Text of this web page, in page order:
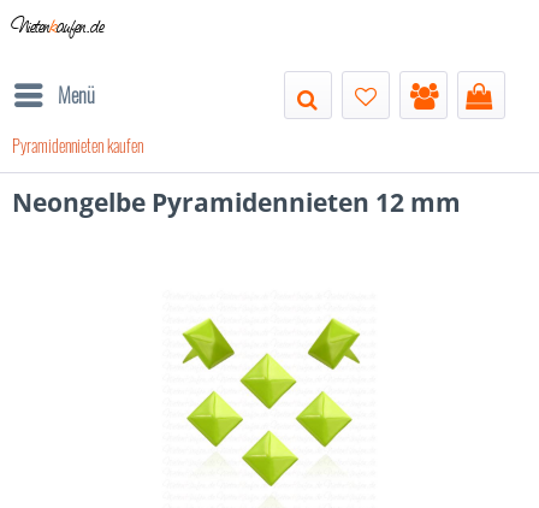
Nietenkaufen.de
Menü
Pyramidennieten kaufen
Neongelbe Pyramidennieten 12 mm